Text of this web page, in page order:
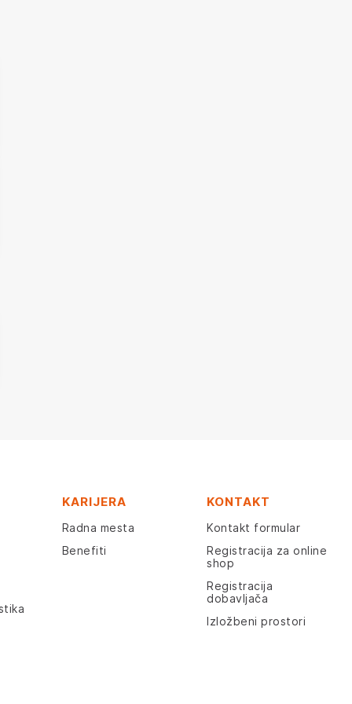
KARIJERA
Radna mesta
Benefiti
KONTAKT
Kontakt formular
Registracija za online
shop
Registracija
dobavljača
Izložbeni prostori